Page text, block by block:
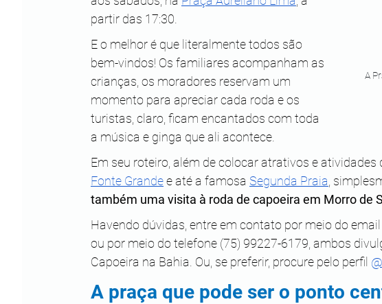
A
partir das 17:30.
E o melhor é que literalmente todos são
bem-vindos! Os familiares acompanham as
crianças, os moradores reservam um
momento para apreciar cada roda e os
turistas, claro, ficam encantados com toda
a música e ginga que ali acontece.
Em seu roteiro, além de colocar atrativos e
Fonte Grande e até a famosa Segunda Praia ,
também uma visita à roda de capoeira em Morro de
Havendo dúvidas, entre em contato por meio do email
ou por meio do telefone (75) 99227-6179, ambos
Capoeira na Bahia. Ou, se preferir, procure pelo perfil
A praça que pode ser o ponto